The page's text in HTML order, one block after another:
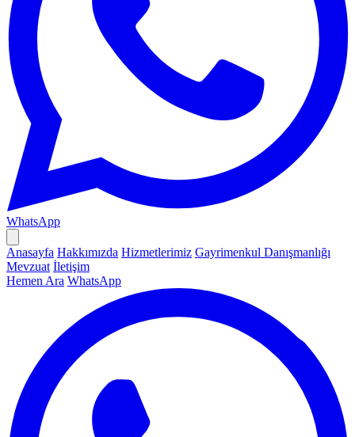
WhatsApp
Anasayfa Hakkımızda Hizmetlerimiz Gayrimenkul Danışmanlığı
Mevzuat İletişim
Hemen Ara WhatsApp